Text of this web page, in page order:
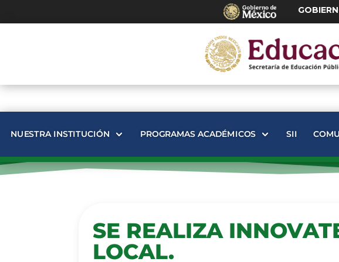
NUESTRA INSTITUCIÓN PROGRAMAS ACADÉMICOS SII
SE REALIZA
LOCAL.